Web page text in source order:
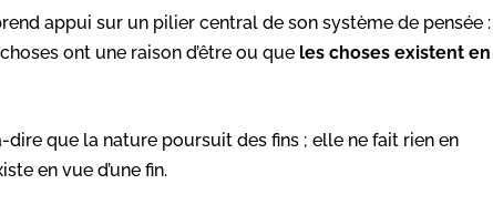
appui sur un pilier central de son système de pensée :
ont une raison d’être ou que les choses existent en
dire que la nature poursuit des fins ; elle ne fait rien en
en vue d’une fin.